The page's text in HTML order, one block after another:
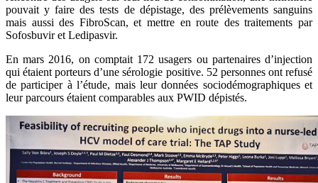
pouvait y faire des tests de dépistage, des prélèvements sanguins
mais aussi des FibroScan, et mettre en route des traitements par
Sofosbuvir et Ledipasvir.
En mars 2016, on comptait 172 usagers ou partenaires d’injection
qui étaient porteurs d’une sérologie positive. 52 personnes ont refusé
de participer à l’étude, mais leur données sociodémographiques et
leur parcours étaient comparables aux PWID dépistés.